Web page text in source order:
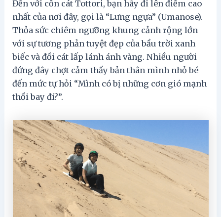
Đến với cồn cát Tottori, bạn hãy đi lên điểm cao
nhất của nơi đây, gọi là “Lưng ngựa” (Umanose).
Thỏa sức chiêm ngưỡng khung cảnh rộng lớn
với sự tương phản tuyệt đẹp của bầu trời xanh
biếc và đồi cát lấp lánh ánh vàng. Nhiều người
đứng đây chợt cảm thấy bản thân mình nhỏ bé
đến mức tự hỏi “Mình có bị những cơn gió mạnh
thổi bay đi?”.